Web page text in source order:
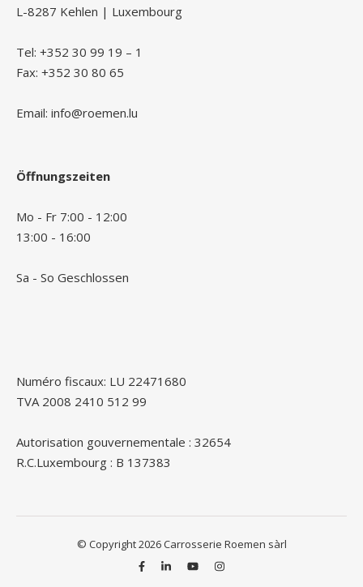
L-8287 Kehlen | Luxembourg
Tel: +352 30 99 19 – 1
Fax: +352 30 80 65
Email: info@roemen.lu
Öffnungszeiten
Mo - Fr 7:00 - 12:00
13:00 - 16:00
Sa - So Geschlossen
Numéro fiscaux: LU 22471680
TVA 2008 2410 512 99
Autorisation gouvernementale : 32654
R.C.Luxembourg : B 137383
© Copyright 2026 Carrosserie Roemen sàrl